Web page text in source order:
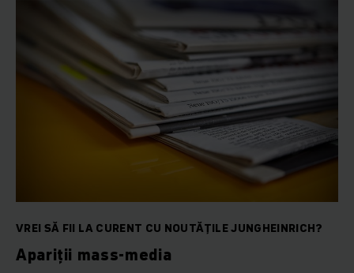
VREI SĂ FII LA CURENT CU NOUTĂȚILE JUNGHEINRICH?
Apariții mass-media